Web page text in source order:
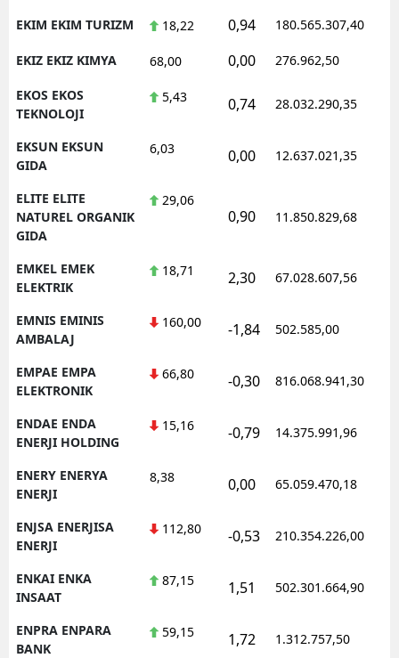
EKIM EKIM TURIZM 18,22 0,94 180.565.307,40
EKIZ EKIZ KIMYA 68,00 0,00 276.962,50
EKOS EKOS
TEKNOLOJI
5,43 0,74 28.032.290,35
EKSUN EKSUN
GIDA
6,03 0,00 12.637.021,35
ELITE ELITE
NATUREL ORGANIK
GIDA
29,06
0,90 11.850.829,68
EMKEL EMEK
ELEKTRIK
18,71 2,30 67.028.607,56
EMNIS EMINIS
AMBALAJ
160,00 -1,84 502.585,00
EMPAE EMPA
ELEKTRONIK
66,80 -0,30 816.068.941,30
ENDAE ENDA
ENERJI HOLDING
15,16 -0,79 14.375.991,96
ENERY ENERYA
ENERJI
8,38 0,00 65.059.470,18
ENJSA ENERJISA
ENERJI
112,80 -0,53 210.354.226,00
ENKAI ENKA
INSAAT
87,15 1,51 502.301.664,90
ENPRA ENPARA
BANK
59,15 1,72 1.312.757,50